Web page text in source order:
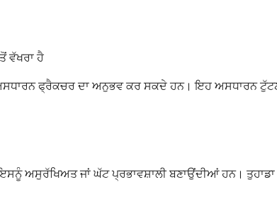
ਵੱਖਰਾ ਹੈ
ਫ੍ਰੈਕਚਰ ਦਾ ਅਨੁਭਵ ਕਰ ਸਕਦੇ ਹਨ। ਇਹ ਅਸਧਾਰਨ
ਅਸੁਰੱਖਿਅਤ ਜਾਂ ਘੱਟ ਪ੍ਰਭਾਵਸ਼ਾਲੀ ਬਣਾਉਂਦੀਆਂ ਹਨ। ਤੁਹਾਡਾ